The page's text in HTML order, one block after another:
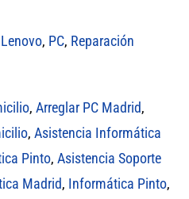
Lenovo, PC, Reparación
, Arreglar PC Madrid,
, Asistencia Informática
Pinto, Asistencia Soporte
Madrid, Informática Pinto,